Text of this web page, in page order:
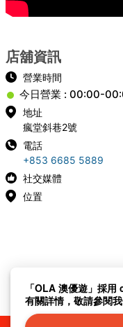
店舖資訊
營業時間
今日營業 : 00:00-
地址
瘋堂斜巷2號
電話
+853 6685 5889
社交媒體
位置
「OLA 澳優遊」採用
有關詳情，敬請參閱